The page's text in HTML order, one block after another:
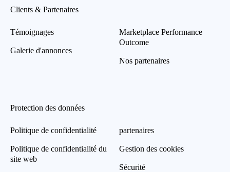
Clients & Partenaires
Témoignages
Galerie d'annonces
Marketplace Performance
Outcome
Nos partenaires
Protection des données
Politique de confidentialité
Politique de confidentialité du
site web
partenaires
Gestion des cookies
Sécurité